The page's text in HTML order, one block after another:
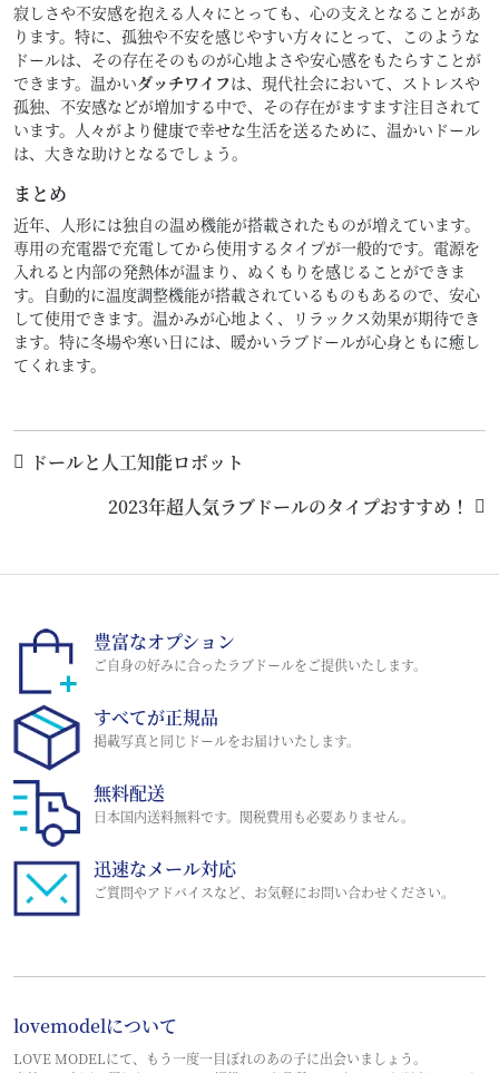
寂しさや不安感を抱える人々にとっても、心の支えとなることがあ
ります。特に、孤独や不安を感じやすい方々にとって、このような
ドールは、その存在そのものが心地よさや安心感をもたらすことが
できます。温かいダッチワイフは、現代社会において、ストレスや
孤独、不安感などが増加する中で、その存在がますます注目されて
います。人々がより健康で幸せな生活を送るために、温かいドール
は、大きな助けとなるでしょう。
まとめ
近年、人形には独自の温め機能が搭載されたものが増えています。
専用の充電器で充電してから使用するタイプが一般的です。電源を
入れると内部の発熱体が温まり、ぬくもりを感じることができま
す。自動的に温度調整機能が搭載されているものもあるので、安心
して使用できます。温かみが心地よく、リラックス効果が期待でき
ます。特に冬場や寒い日には、暖かいラブドールが心身ともに癒し
てくれます。
ドールと人工知能ロボット
2023年超人気ラブドールのタイプおすすめ！
豊富なオプション
ご自身の好みに合ったラブドールをご提供いたします。
すべてが正規品
掲載写真と同じドールをお届けいたします。
無料配送
日本国内送料無料です。関税費用も必要ありません。
迅速なメール対応
ご質問やアドバイスなど、お気軽にお問い合わせください。
lovemodelについて
LOVE MODELにて、もう一度一目ぼれのあの子に出会いましょう。